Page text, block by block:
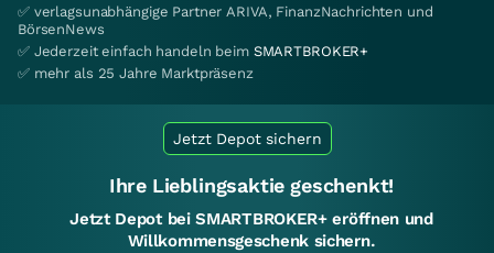
✅ verlagsunabhängige Partner ARIVA, FinanzNachrichten und
BörsenNews
✅ Jederzeit einfach handeln beim SMARTBROKER+
✅ mehr als 25 Jahre Marktpräsenz
Jetzt Depot sichern
Ihre Lieblingsaktie geschenkt!
Jetzt Depot bei SMARTBROKER+ eröffnen und
Willkommensgeschenk sichern.